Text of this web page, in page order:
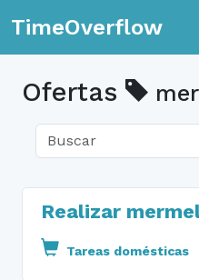
TimeOverflow
Ofertas
Realizar
Tareas domésticas